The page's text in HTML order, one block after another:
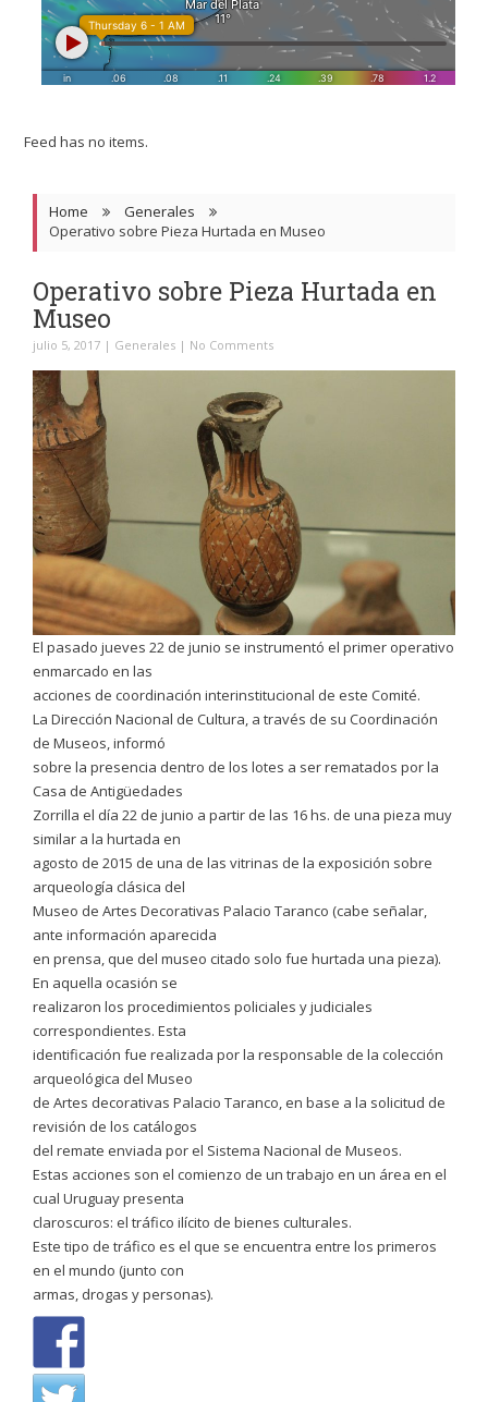
Feed has no items.
Home
Generales
Operativo sobre Pieza Hurtada en Museo
Operativo sobre Pieza Hurtada en
Museo
julio 5, 2017 | Generales | No Comments
El pasado jueves 22 de junio se instrumentó el primer operativo
enmarcado en las
acciones de coordinación interinstitucional de este Comité.
La Dirección Nacional de Cultura, a través de su Coordinación
de Museos, informó
sobre la presencia dentro de los lotes a ser rematados por la
Casa de Antigüedades
Zorrilla el día 22 de junio a partir de las 16 hs. de una pieza muy
similar a la hurtada en
agosto de 2015 de una de las vitrinas de la exposición sobre
arqueología clásica del
Museo de Artes Decorativas Palacio Taranco (cabe señalar,
ante información aparecida
en prensa, que del museo citado solo fue hurtada una pieza).
En aquella ocasión se
realizaron los procedimientos policiales y judiciales
correspondientes. Esta
identificación fue realizada por la responsable de la colección
arqueológica del Museo
de Artes decorativas Palacio Taranco, en base a la solicitud de
revisión de los catálogos
del remate enviada por el Sistema Nacional de Museos.
Estas acciones son el comienzo de un trabajo en un área en el
cual Uruguay presenta
claroscuros: el tráfico ilícito de bienes culturales.
Este tipo de tráfico es el que se encuentra entre los primeros
en el mundo (junto con
armas, drogas y personas).